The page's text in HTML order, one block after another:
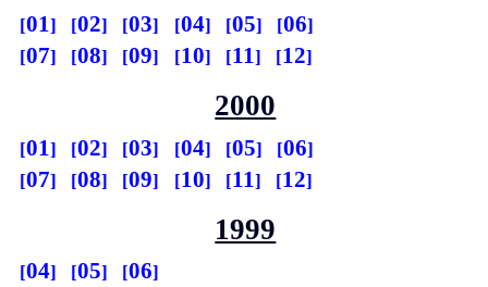
01 02 03 04 05
06
07
08 09 10 11 12
2000
01 02 03 04 05
06
07
08 09 10 11 12
1999
04 05 06